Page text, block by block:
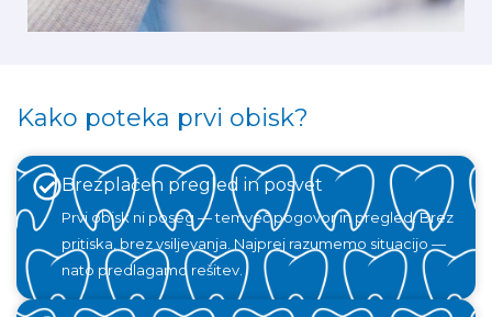
Kako poteka prvi obisk?
Brezplačen pregled in posvet
Prvi obisk ni poseg — temveč pogovor in pregled. Brez
pritiska, brez vsiljevanja. Najprej razumemo situacijo —
nato predlagamo rešitev.